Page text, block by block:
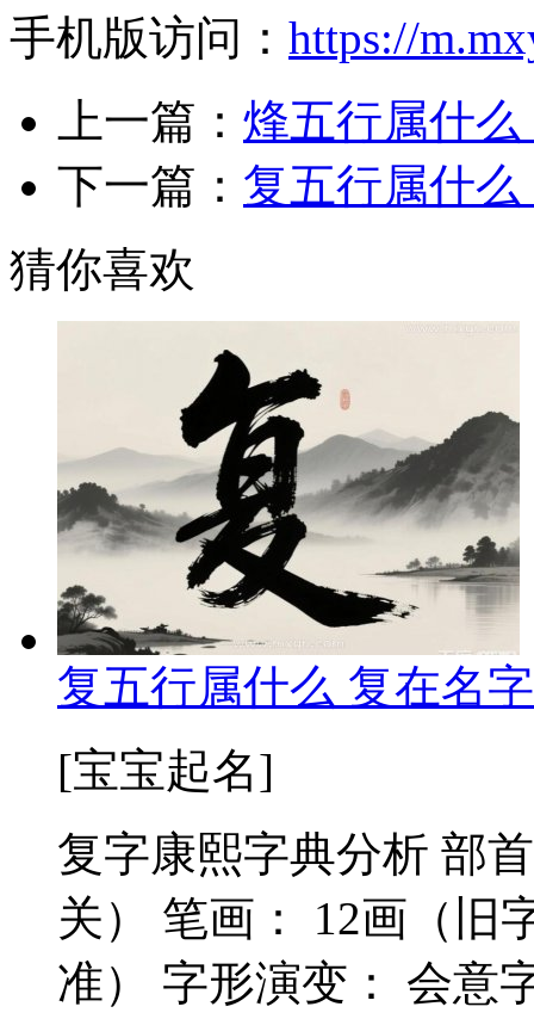
手机版访问： https://
上一篇： 烽五行属什
下一篇： 复五行属什
猜你喜欢
复五行属什么 复在名
[宝宝起名]
复字康熙字典分析 部
关） 笔画： 12画（旧
准） 字形演变： 会意